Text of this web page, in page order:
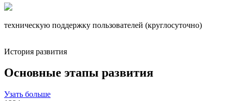
техническую поддержку пользователей (круглосуточно)
История развития
Основные этапы развития
Узать больше